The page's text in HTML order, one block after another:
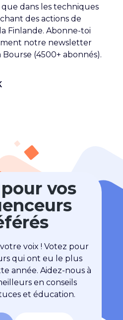
dans les techniques
des actions de
Finlande. Abonne-toi
notre newsletter
(4500+ abonnés).
vos
voix ! Votez pour
qui ont eu le plus
année. Aidez-nous à
en conseils
et éducation.